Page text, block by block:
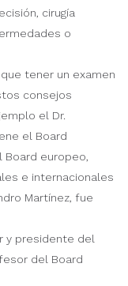
cirugía
o
tener un examen
consejos
el Dr.
el Board
Board europeo,
e internacionales
Martínez, fue
y presidente del
del Board